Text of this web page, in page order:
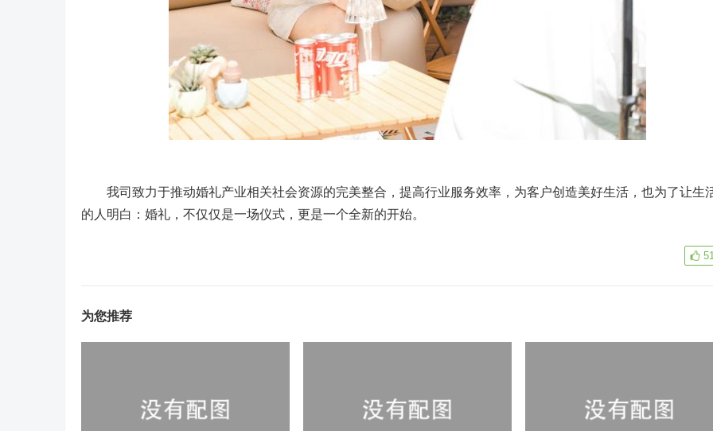
我司致力于推动婚礼产业相关社会资源的完美整合，提高行业服务效率，为客户创造美好生活，也为了让生
的人明白：婚礼，不仅仅是一场仪式，更是一个全新的开始。
为您推荐